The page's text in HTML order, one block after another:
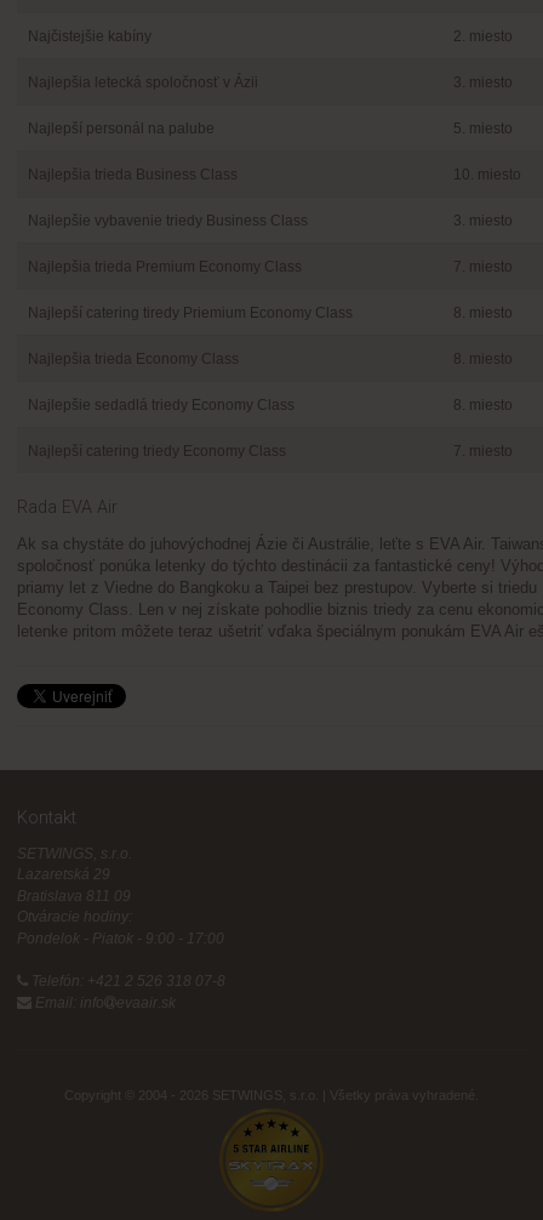
Najčistejšie kabíny 2. miesto
Najlepšia letecká spoločnosť v Ázii 3. miesto
Najlepší personál na palube 5. miesto
Najlepšia trieda Business Class 10. miesto
Najlepšie vybavenie triedy Business Class 3. miesto
Najlepšia trieda Premium Economy Class 7. miesto
Najlepší catering tiredy Priemium Economy Class 8. miesto
Najlepšia trieda Economy Class 8. miesto
Najlepšie sedadlá triedy Economy Class 8. miesto
Najlepší catering triedy Economy Class 7. miesto
Rada EVA Air
Ak sa chystáte do juhovýchodnej Ázie či Austrálie, leťte s EVA Air.
spoločnosť ponúka letenky do týchto destinácii za fantastické ceny!
priamy let z Viedne do Bangkoku a Taipei bez prestupov. Vyberte si triedu
Economy Class. Len v nej získate pohodlie biznis triedy za cenu
letenke pritom môžete teraz ušetriť vďaka špeciálnym ponukám EVA Air
Kontakt
SETWINGS, s.r.o.
Lazaretská 29
Bratislava 811 09
Otváracie hodiny:
Pondelok - Piatok - 9:00 - 17:00
Telefón: +421 2 526 318 07-8
Email: info
evaair.sk
Copyright © 2004 - 2026 SETWINGS, s.r.o. | Všetky práva vyhradené.